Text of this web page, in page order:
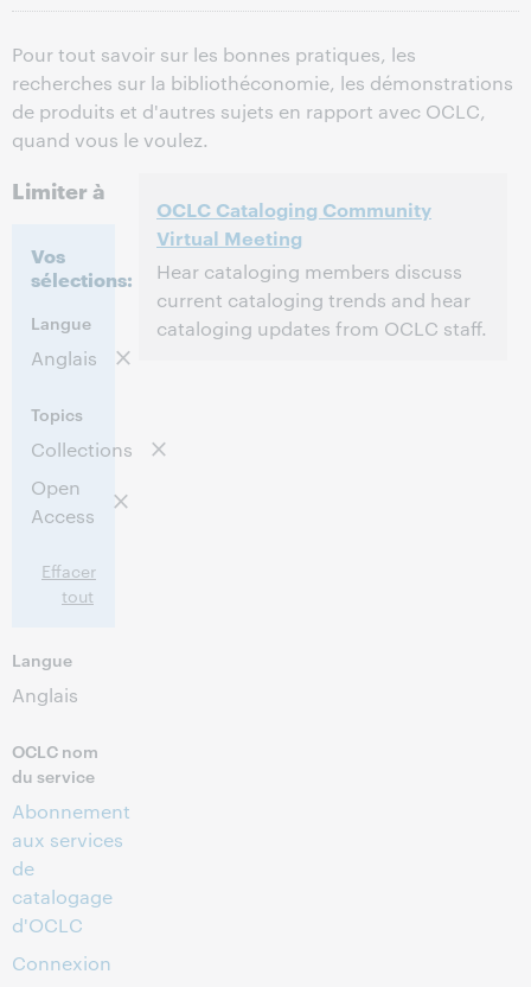
Pour tout savoir sur les bonnes pratiques, les
recherches sur la bibliothéconomie, les démonstrations
de produits et d'autres sujets en rapport avec OCLC,
quand vous le voulez.
Limiter à
Vos
sélections:
Langue
Anglais
Topics
Collections
Open
Access
Effacer
tout
Langue
Anglais
OCLC nom
du service
Abonnement
aux services
de
catalogage
d'OCLC
Connexion
OCLC Cataloging Community
Virtual Meeting
Hear cataloging members discuss
current cataloging trends and hear
cataloging updates from OCLC staff.